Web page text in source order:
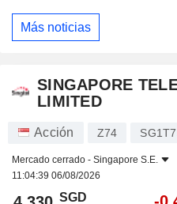
Más noticias
SINGAPORE
LIMITED
Acción Z74
Mercado cerrado - Singapore S.E.
11:04:39 06/08/2026
SGD